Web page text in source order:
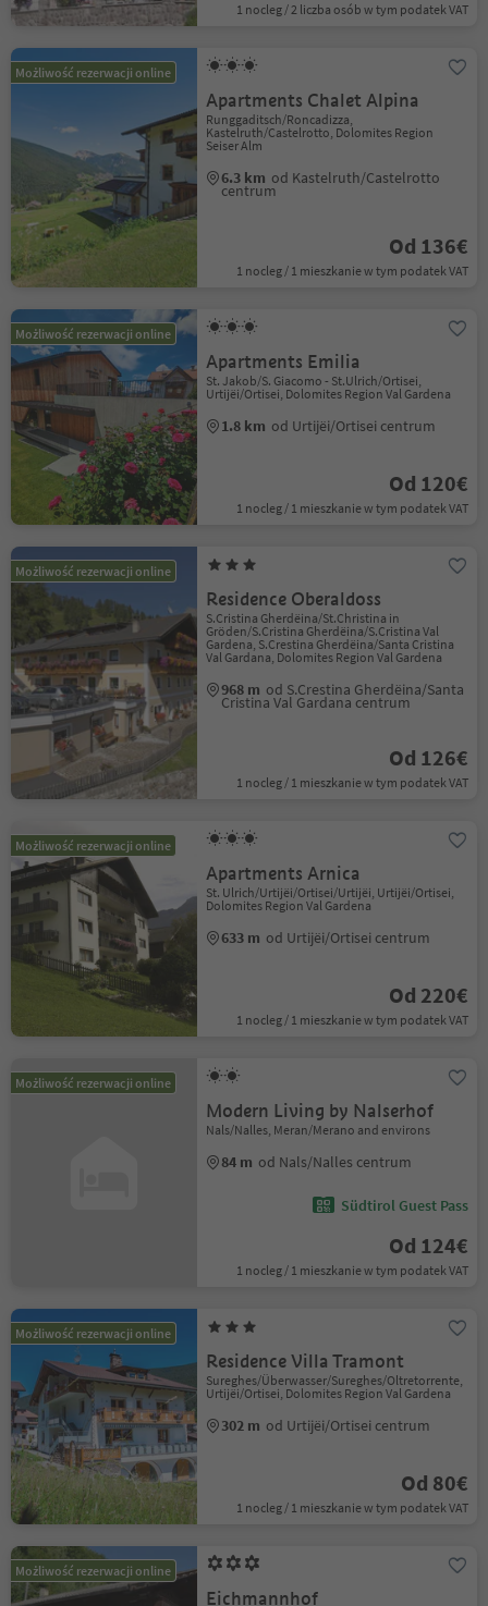
1 nocleg / 2 liczba osób w tym podatek VAT
Możliwość rezerwacji online
Apartments Chalet Alpina
Runggaditsch/Roncadizza,
Kastelruth/Castelrotto, Dolomites Region
Seiser Alm
6.3 km od Kastelruth/Castelrotto
centrum
Od 136€
1 nocleg / 1 mieszkanie w tym podatek VAT
Możliwość rezerwacji online
Apartments Emilia
St. Jakob/S. Giacomo - St.Ulrich/Ortisei,
Urtijëi/Ortisei, Dolomites Region Val Gardena
1.8 km od Urtijëi/Ortisei centrum
Od 120€
1 nocleg / 1 mieszkanie w tym podatek VAT
Możliwość rezerwacji online
Residence Oberaldoss
S.Cristina Gherdëina/St.Christina in
Gröden/S.Cristina Gherdëina/S.Cristina Val
Gardena, S.Crestina Gherdëina/Santa Cristina
Val Gardana, Dolomites Region Val Gardena
968 m od S.Crestina Gherdëina/Santa
Cristina Val Gardana centrum
Od 126€
1 nocleg / 1 mieszkanie w tym podatek VAT
Możliwość rezerwacji online
Apartments Arnica
St. Ulrich/Urtijëi/Ortisei/Urtijëi, Urtijëi/Ortisei,
Dolomites Region Val Gardena
633 m od Urtijëi/Ortisei centrum
Od 220€
1 nocleg / 1 mieszkanie w tym podatek VAT
Możliwość rezerwacji online
Modern Living by Nalserhof
Nals/Nalles, Meran/Merano and environs
84 m od Nals/Nalles centrum
Südtirol Guest Pass
Od 124€
1 nocleg / 1 mieszkanie w tym podatek VAT
Możliwość rezerwacji online
Residence Villa Tramont
Sureghes/Überwasser/Sureghes/Oltretorrente,
Urtijëi/Ortisei, Dolomites Region Val Gardena
302 m od Urtijëi/Ortisei centrum
Od 80€
1 nocleg / 1 mieszkanie w tym podatek VAT
Możliwość rezerwacji online
Eichmannhof